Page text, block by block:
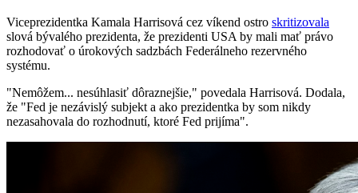
Viceprezidentka Kamala Harrisová cez víkend ostro skritizovala
slová bývalého prezidenta, že prezidenti USA by mali mať právo
rozhodovať o úrokových sadzbách Federálneho rezervného
systému.
"Nemôžem... nesúhlasiť dôraznejšie," povedala Harrisová. Dodala,
že "Fed je nezávislý subjekt a ako prezidentka by som nikdy
nezasahovala do rozhodnutí, ktoré Fed prijíma".